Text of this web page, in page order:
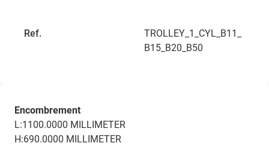
Ref.
TROLLEY_1_CYL_B11_
B15_B20_B50
Encombrement
L:1100.0000 MILLIMETER
H:690.0000 MILLIMETER